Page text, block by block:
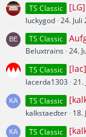
TS Classic
luckygod 24. Juli
TS Classic
Beluxtrains 24.
TS Classic
lacerda1303 21.
TS Classic
kalkstaedter 18.
TS Classic